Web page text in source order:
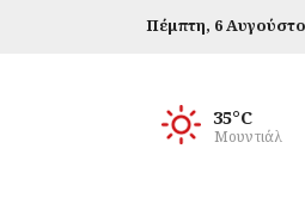
Μουντιάλ
35°C
Πέμπτη, 6